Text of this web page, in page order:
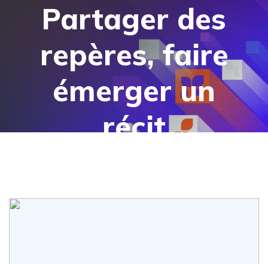
Partager des
repères, faire
émerger un
récit